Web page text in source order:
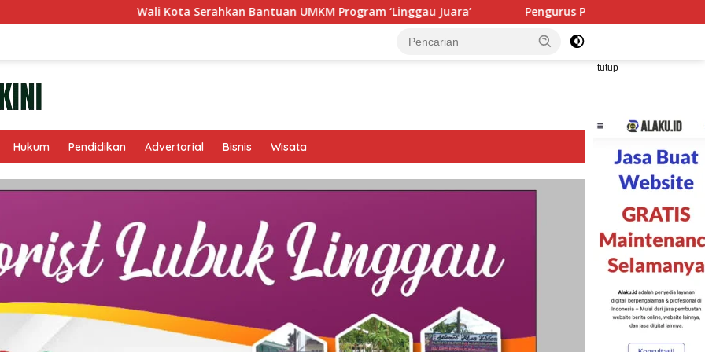
Wali Kota Serahkan Bantuan UMKM Program ‘Linggau Juara’ Pengurus PWI Ogan Ilir Masa Bakti 2026–2029
tutup
Hukum Pendidikan Advertorial Bisnis Wisata